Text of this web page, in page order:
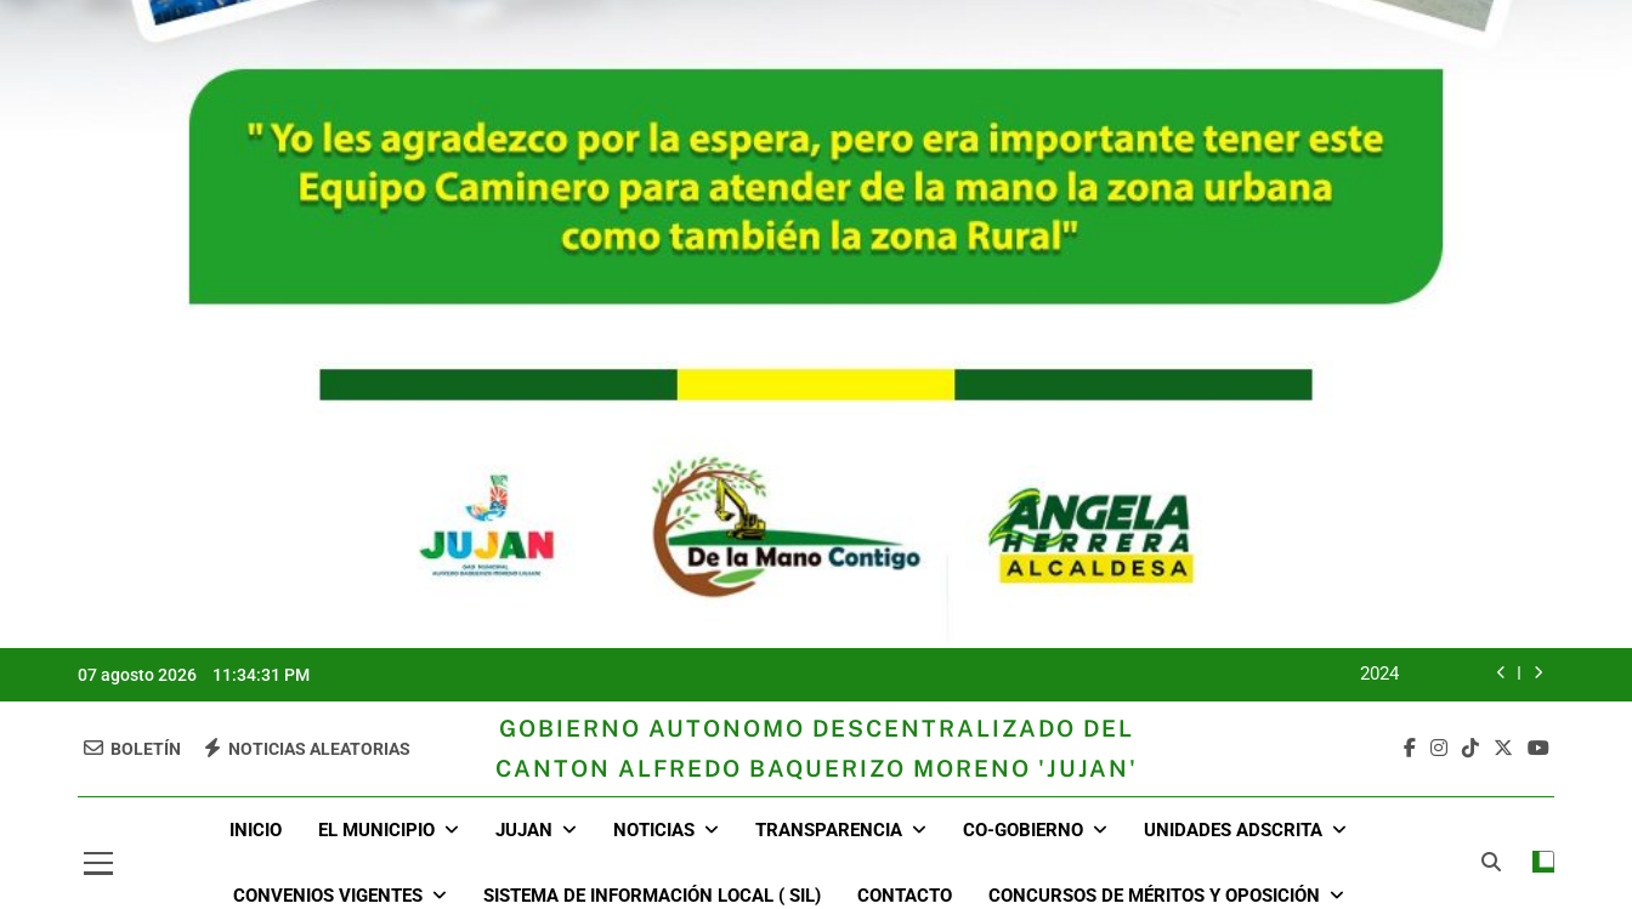
07 agosto 2026 11:34:33 PM
UNIDOS TRABAJANDO POR NUESTRO QUERIDO JUJAN
2024
GOBIERNO AUTONOMO DESCENTRALIZADO DEL
CANTON ALFREDO BAQUERIZO MORENO 'JUJAN'
BOLETÍN NOTICIAS ALEATORIAS
INICIO EL MUNICIPIO JUJAN NOTICIAS TRANSPARENCIA CO-GOBIERNO UNIDADES ADSCRITA
CONVENIOS VIGENTES SISTEMA DE INFORMACIÓN LOCAL ( SIL) CONTACTO CONCURSOS DE MÉRITOS Y OPOSICIÓN